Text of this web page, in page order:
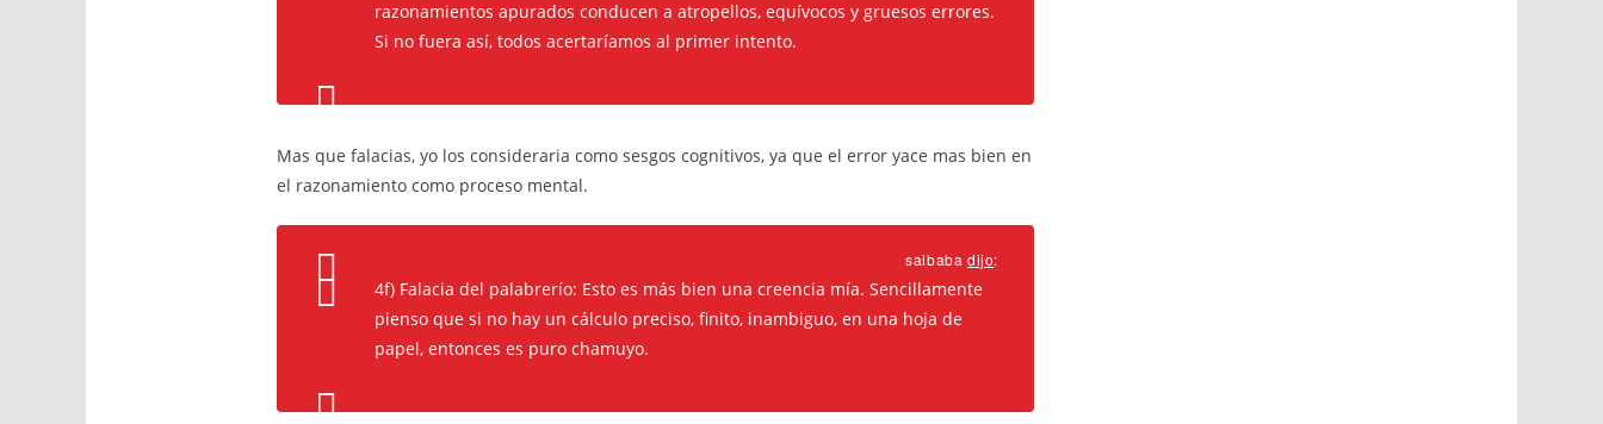
razonamientos apurados conducen a atropellos, equívocos y gruesos errores.
Si no fuera así, todos acertaríamos al primer intento.
Mas que falacias, yo los consideraria como sesgos cognitivos, ya que el error yace mas bien en
el razonamiento como proceso mental.
saibaba dijo:
4f) Falacia del palabrerío: Esto es más bien una creencia mía. Sencillamente
pienso que si no hay un cálculo preciso, finito, inambiguo, en una hoja de
papel, entonces es puro chamuyo.